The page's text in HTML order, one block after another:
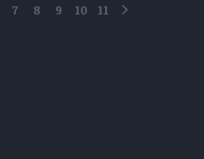
7 8 9 10 11